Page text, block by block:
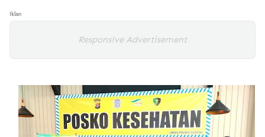
Iklan
Responsive Advertisement